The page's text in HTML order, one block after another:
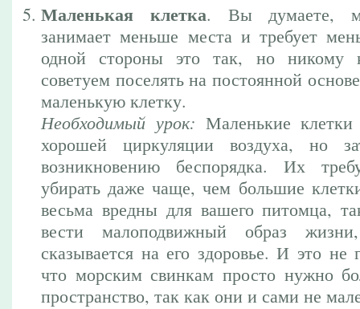
Маленькая клетка. Вы думаете,
занимает меньше места и требует
одной стороны это так, но никому
советуем поселять на постоянной
маленькую клетку.
Необходимый урок: Маленькие
хорошей циркуляции воздуха, но
возникновению беспорядка. Их
убирать даже чаще, чем большие
весьма вредны для вашего питомца,
вести малоподвижный образ
сказывается на его здоровье. И это
что морским свинкам просто нужно
пространство, так как они и сами не